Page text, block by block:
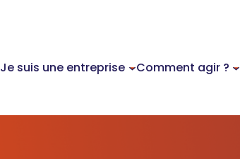
Je suis une entreprise Comment agir ?